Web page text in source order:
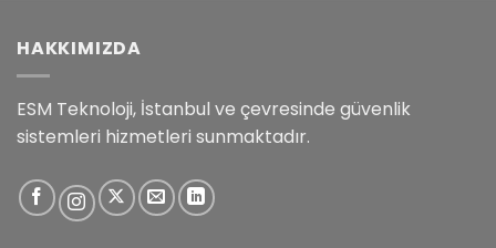
HAKKIMIZDA
ESM Teknoloji, İstanbul ve çevresinde güvenlik
sistemleri hizmetleri sunmaktadır.